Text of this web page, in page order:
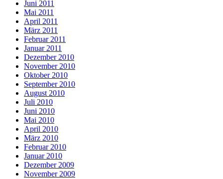
Juni 2011
Mai 2011
April 2011
März 2011
Februar 2011
Januar 2011
Dezember 2010
November 2010
Oktober 2010
September 2010
August 2010
Juli 2010
Juni 2010
Mai 2010
April 2010
März 2010
Februar 2010
Januar 2010
Dezember 2009
November 2009